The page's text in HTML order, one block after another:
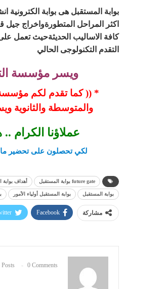
بوابة المستقبل هى بوابة الكترونية
اكثر المراحل المتطورةواخراج جيل
كافة الاساليب الحديثةحيث تعمل
التقدم التكنولوجى الحالي
ويسر مؤسسة
* (( كما تقدم لكم مؤسسة
والمتوسطة والثانوية
عملاؤنا الكرام
لكي تحصلون على تحضير مادة
future gate بوابة المستقبل أهداف بوابة
بوابة المستقبل بوابة المستقبل أولياء الأمور
مشاركة Facebook
0 Comments